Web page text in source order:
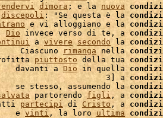
dimora ; e la nuova
discepoli : "Se questa è la
e vi alloggiano e la
Dio invece verso di te, a
a vivere secondo la
Ciascuno rimanga nella
piuttosto della tua
davanti a Dio in quella
3] a
se stesso, assumendo la
partorendo figli , a
partecipi di Cristo , a
e vinti , la loro ultima